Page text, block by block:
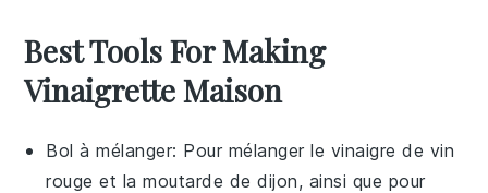
Best Tools For Making
Vinaigrette Maison
Bol à mélanger: Pour mélanger le vinaigre de vin
rouge et la moutarde de dijon, ainsi que pour